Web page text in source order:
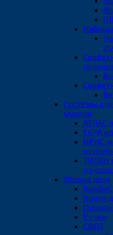
Системы
мусора
АТЛАС
ГЕРА
ИРИС
ТИТАН
Уборка пола
Круги
Ручки
СВЕП